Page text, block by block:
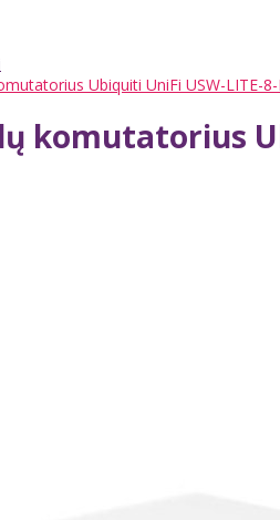
Ubiquiti UniFi USW-LITE-8-
komutatorius